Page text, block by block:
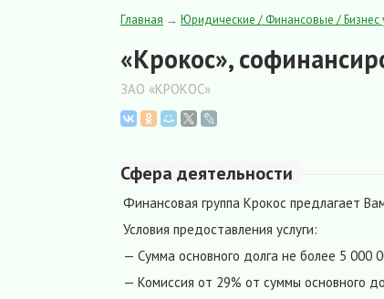
Главная → Юридические / Финансовые / Бизнес
«Крокос»,
ЗАО «КРОКОС»
Сфера деятельности
Финансовая группа Крокос предлагает
Условия предоставления услуги:
— Сумма основного долга не более 5 000
— Комиссия от 29% от суммы основного